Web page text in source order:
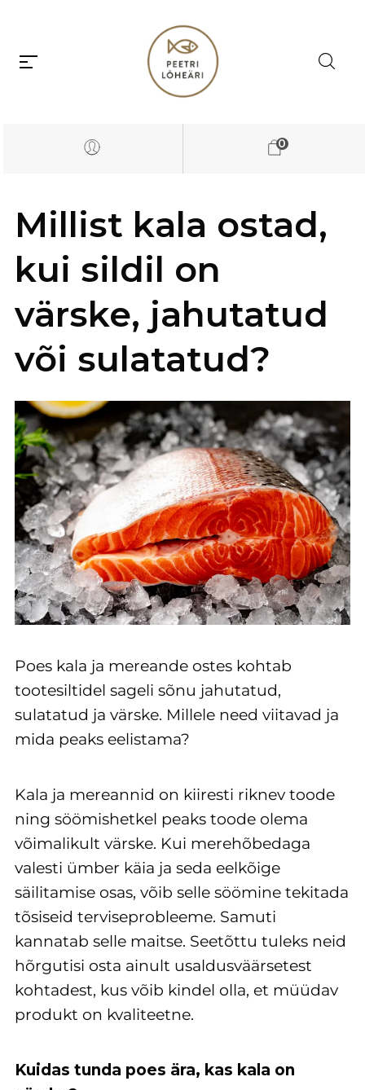
0
Millist kala ostad,
kui sildil on
värske, jahutatud
või sulatatud?
Poes kala ja mereande ostes kohtab
tootesiltidel sageli sõnu jahutatud,
sulatatud ja värske. Millele need viitavad ja
mida peaks eelistama?
Kala ja mereannid on kiiresti riknev toode
ning söömishetkel peaks toode olema
võimalikult värske. Kui merehõbedaga
valesti ümber käia ja seda eelkõige
säilitamise osas, võib selle söömine tekitada
tõsiseid terviseprobleeme. Samuti
kannatab selle maitse. Seetõttu tuleks neid
hõrgutisi osta ainult usaldusväärsetest
kohtadest, kus võib kindel olla, et müüdav
produkt on kvaliteetne.
Kuidas tunda poes ära, kas kala on